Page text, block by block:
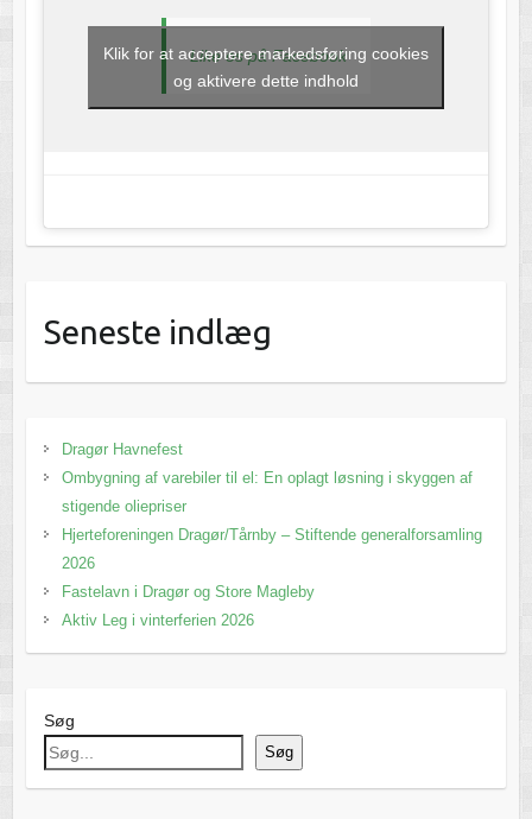
Like os på Facebook
Klik for at acceptere markedsføring cookies
og aktivere dette indhold
Seneste indlæg
Dragør Havnefest
Ombygning af varebiler til el: En oplagt løsning i skyggen af
stigende oliepriser
Hjerteforeningen Dragør/Tårnby – Stiftende generalforsamling
2026
Fastelavn i Dragør og Store Magleby
Aktiv Leg i vinterferien 2026
Søg
Søg